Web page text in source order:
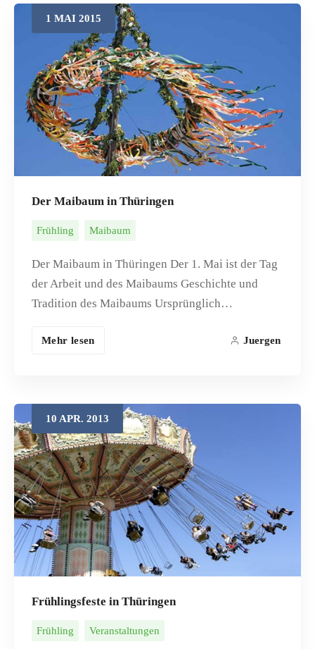
1 MAI 2015
Der Maibaum in Thüringen
Frühling Maibaum
Der Maibaum in Thüringen Der 1. Mai ist der Tag
der Arbeit und des Maibaums Geschichte und
Tradition des Maibaums Ursprünglich…
Mehr lesen Juergen
10 APR. 2013
Frühlingsfeste in Thüringen
Frühling Veranstaltungen